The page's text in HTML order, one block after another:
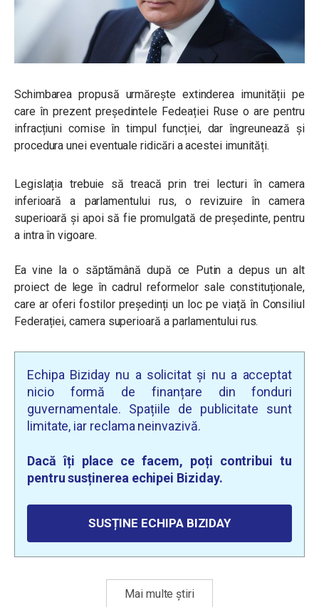
Schimbarea propusă urmărește extinderea imunității pe
care în prezent președintele Fedeației Ruse o are pentru
infracțiuni comise în timpul funcției, dar îngreunează și
procedura unei eventuale ridicări a acestei imunități.
Legislația trebuie să treacă prin trei lecturi în camera
inferioară a parlamentului rus, o revizuire în camera
superioară și apoi să fie promulgată de președinte, pentru
a intra în vigoare.
Ea vine la o săptămână după ce Putin a depus un alt
proiect de lege în cadrul reformelor sale constituționale,
care ar oferi fostilor președinți un loc pe viață în Consiliul
Federației, camera superioară a parlamentului rus.
Echipa Biziday nu a solicitat și nu a acceptat
nicio formă de finanțare din fonduri
guvernamentale. Spațiile de publicitate sunt
limitate, iar reclama neinvazivă.
Dacă îți place ce facem, poți contribui tu
pentru susținerea echipei Biziday.
SUSȚINE ECHIPA BIZIDAY
Mai multe știri